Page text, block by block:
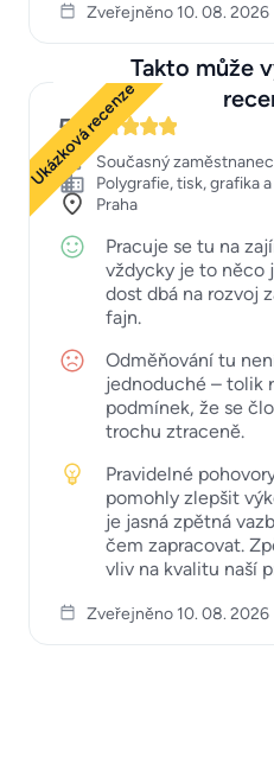
Zveřejněno 10. 08. 2026
Takto může
Ukázková recenze
5
Současný zaměstnanec
Polygrafie, tisk, grafika
Praha
Pracuje se tu na
vždycky je to něco
dost dbá na rozvoj
fajn.
Odměňování tu
jednoduché – tolik
podmínek, že se
trochu ztraceně.
Pravidelné
pomohly zlepšit
je jasná zpětná
čem zapracovat.
vliv na kvalitu naší
Zveřejněno 10. 08. 2026